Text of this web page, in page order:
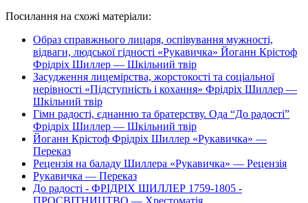
Посилання на схожі матеріали:
Образ справжнього лицаря, оспівування мужності,
відваги, людської гідності «Рукавичка» Йоганн Крістоф
Фрідріх Шиллер — Шкільний твір
Засудження лицемірства, жорстокості та соціальної
нерівності «Підступність і кохання» Фрідріх Шиллер —
Шкільний твір
Гімн радості, єднанню та братерству. Ода “До радості”
Фрідріх Шиллер — Шкільний твір
Йоганн Крістоф Фрідріх Шиллер «Рукавичка» —
Переказ
Рецензія на баладу Шиллера «Рукавичка» — Рецензія
Рукавичка — Переказ
До радості - ФРІДРІХ ШИЛЛЕР 1759-1805 -